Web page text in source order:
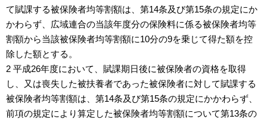
て賦課する被保険者均等割額は、第14条及び第15条の規定にか
かわらず、広域連合の当該年度分の保険料に係る被保険者均等
割額から当該被保険者均等割額に10分の9を乗じて得た額を控
除した額とする。
2 平成26年度において、賦課期日後に被保険者の資格を取得
し、又は喪失した被扶養者であった被保険者に対して賦課する
被保険者均等割額は、第14条及び第15条の規定にかかわらず、
前項の規定により算定した被保険者均等割額について第13条の